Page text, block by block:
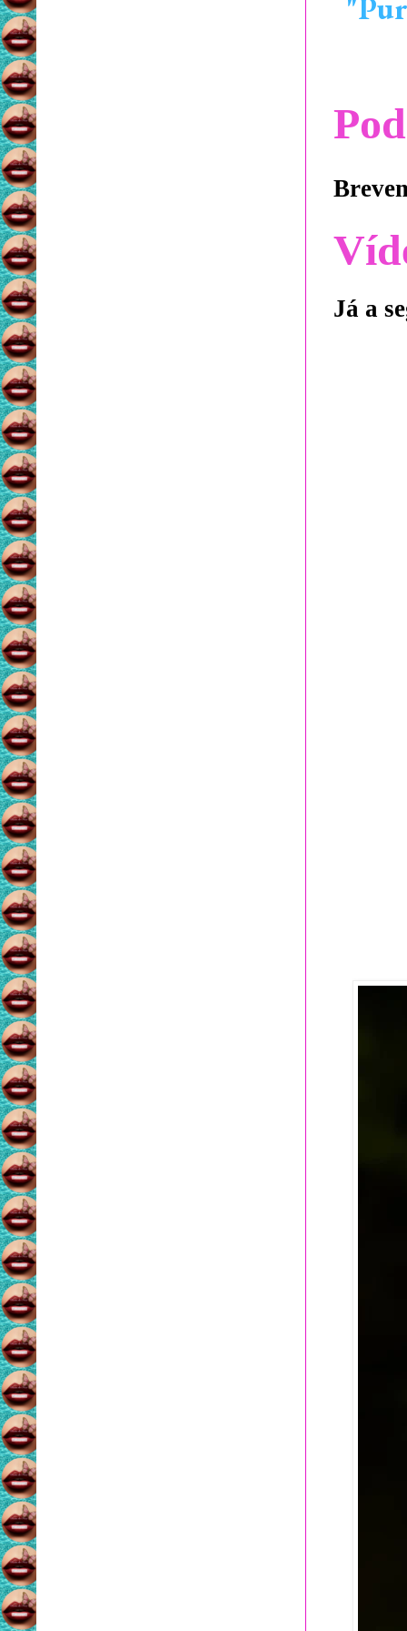
Já a